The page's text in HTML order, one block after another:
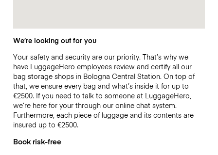
We’re looking out for you
Your safety and security are our priority. That’s why we
have LuggageHero employees review and certify all our
bag storage shops in Bologna Central Station. On top of
that, we ensure every bag and what’s inside it for up to
€2500. If you need to talk to someone at LuggageHero,
we’re here for your through our online chat system.
Furthermore, each piece of luggage and its contents are
insured up to €2500.
Book risk-free